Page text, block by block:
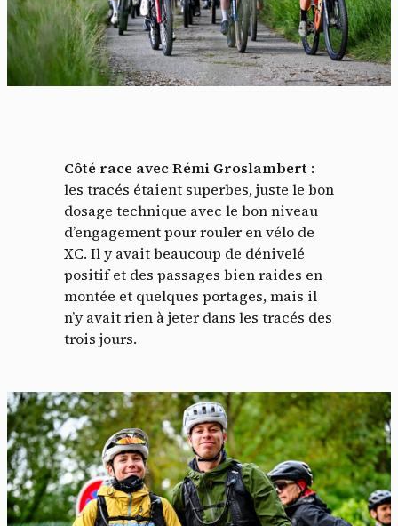
Côté race avec Rémi Groslambert :
les tracés étaient superbes, juste le bon
dosage technique avec le bon niveau
d’engagement pour rouler en vélo de
XC. Il y avait beaucoup de dénivelé
positif et des passages bien raides en
montée et quelques portages, mais il
n’y avait rien à jeter dans les tracés des
trois jours.